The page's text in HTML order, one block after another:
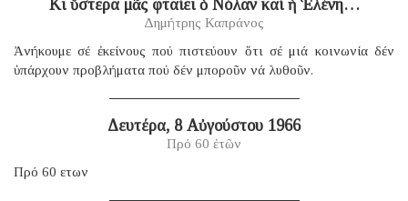
Κι ὕστερα μᾶς φταίει ὁ Νόλαν καί ἡ Ἑλένη…
Δημήτρης Καπράνος
Ἀνήκουμε σέ ἐκείνους πού πιστεύουν ὅτι σέ μιά κοινωνία δέν
ὑπάρχουν προβλήματα πού δέν μποροῦν νά λυθοῦν.
Δευτέρα, 8 Αὐγούστου 1966
Πρό 60 ἐτῶν
Πρό 60 ετων